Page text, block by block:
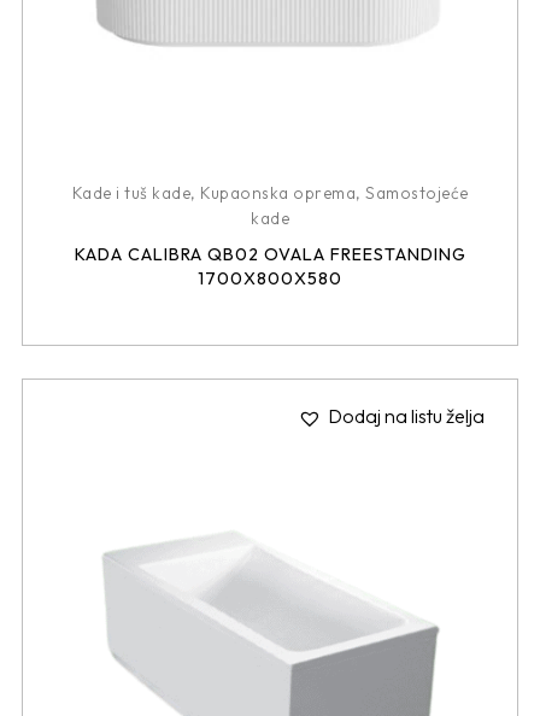
Kade i tuš kade, Kupaonska oprema, Samostojeće
kade
KADA CALIBRA QB02 OVALA FREESTANDING
1700X800X580
Dodaj na listu želja